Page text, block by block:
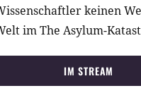
keinen
im The Asylum-
IM STREAM